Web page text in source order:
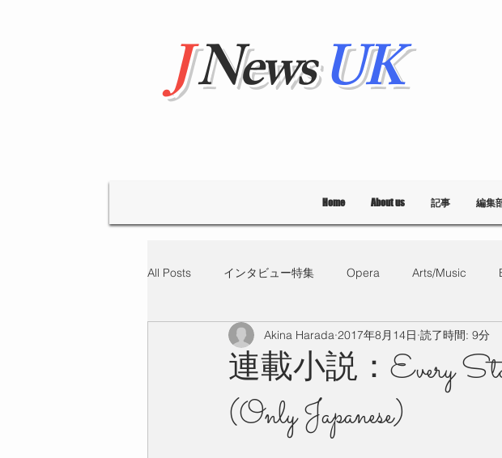
JNewsUK
Home About us 記事 編集
All Posts インタビュー特集 Opera Arts/Music
"Hello' from Tokyo 連載 What's on? 教育
今月の一枚 占い 英国／欧州 News
連載小説：Every
(Only Japanese)
Akina Harada 2017年8月14日 読了時間: 9分